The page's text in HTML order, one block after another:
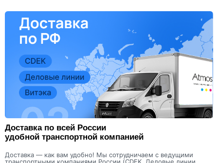
Доставка по всей России
удобной транспортной компанией
Доставка — как вам удобно! Мы сотрудничаем с ведущими